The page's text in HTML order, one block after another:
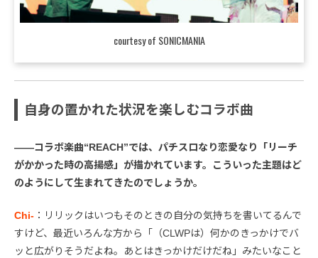
courtesy of SONICMANIA
自身の置かれた状況を楽しむコラボ曲
――コラボ楽曲“REACH”では、パチスロなり恋愛なり「リーチ
がかかった時の高揚感」が描かれています。こういった主題はど
のようにして生まれてきたのでしょうか。
Chi- ：リリックはいつもそのときの自分の気持ちを書いてるんで
すけど、最近いろんな方から「（CLWPは）何かのきっかけでバ
ッと広がりそうだよね。あとはきっかけだけだね」みたいなこと